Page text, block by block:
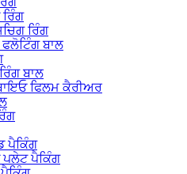
ਰਿੰਗ
ਫਲੋਟਿੰਗ ਬਾਲ
ਬਾਲ
ਫਿਲਮ ਕੈਰੀਅਰ
ਪੈਕਿੰਗ
ਪਲੇਟ ਪੈਕਿੰਗ